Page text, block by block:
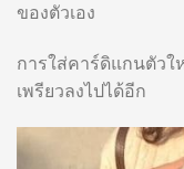
ของตัวเอง
การใส่คาร์ดิแกนตัวใ
เพรียวลงไปได้อีก